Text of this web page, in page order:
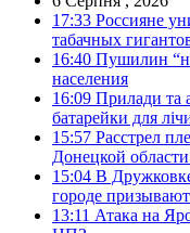
17:33 Россияне
табачных
16:40 Пушилин
населения
16:09 Прилади та
батарейки для
15:57 Расстрел
Донецкой
15:04 В
городе
13:11 Атака на